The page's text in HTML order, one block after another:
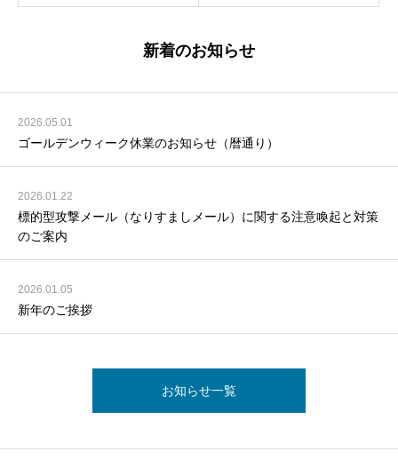
新着のお知らせ
2026.05.01
ゴールデンウィーク休業のお知らせ（暦通り）
2026.01.22
標的型攻撃メール（なりすましメール）に関する注意喚起と対策
のご案内
2026.01.05
新年のご挨拶
お知らせ一覧